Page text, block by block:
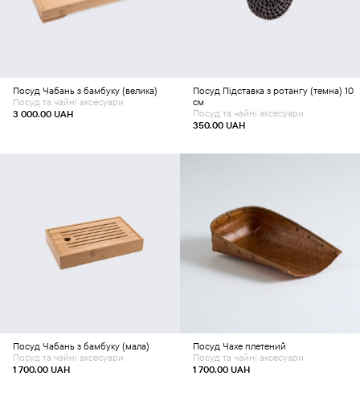
Посуд Чабань з бамбуку (велика)
3 000.00 UAH
Посуд та чайні аксесуари
Посуд Підставка з ротангу (темна) 10
см
350.00 UAH
Посуд та чайні аксесуари
Додати в кошик
Посуд Чабань з бамбуку (мала)
1 700.00 UAH
Посуд та чайні аксесуари
Додати в кошик
Посуд Чахе плетений
1 700.00 UAH
Посуд та чайні аксесуари